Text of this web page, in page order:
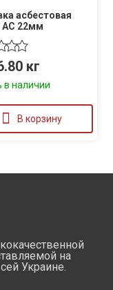
асбестовая
АС 22мм
кг
в наличии
В корзину
на
Украине.